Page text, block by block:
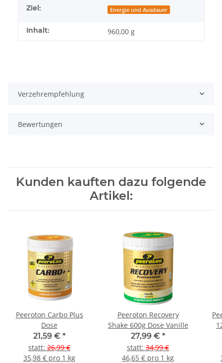
Ziel: Energie und Ausdauer
Inhalt: 960,00 g
Verzehrempfehlung
Bewertungen
Kunden kauften dazu folgende
Artikel:
Peeroton Carbo Plus
Dose
21,59 € *
statt: 26,99 €
35,98 € pro 1 kg
Peeroton Recovery
Shake 600g Dose Vanille
27,99 € *
statt: 34,99 €
46,65 € pro 1 kg